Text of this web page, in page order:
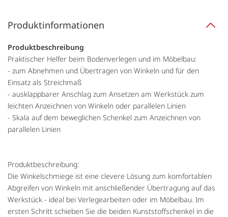
Produktinformationen
Produktbeschreibung
Praktischer Helfer beim Bodenverlegen und im Möbelbau:
- zum Abnehmen und Übertragen von Winkeln und für den
Einsatz als Streichmaß
- ausklappbarer Anschlag zum Ansetzen am Werkstück zum
leichten Anzeichnen von Winkeln oder parallelen Linien
- Skala auf dem beweglichen Schenkel zum Anzeichnen von
parallelen Linien
Produktbeschreibung:
Die Winkelschmiege ist eine clevere Lösung zum komfortablen
Abgreifen von Winkeln mit anschließender Übertragung auf das
Werkstück - ideal bei Verlegearbeiten oder im Möbelbau. Im
ersten Schritt schieben Sie die beiden Kunststoffschenkel in die